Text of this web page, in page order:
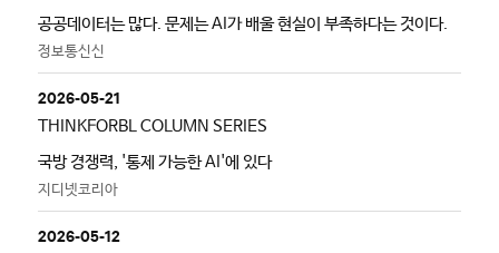
공공데이터는 많다. 문제는 AI가 배울 현실이 부족하다는 것이다.
정보통신신
2026-05-21
THINKFORBL COLUMN SERIES
국방 경쟁력, '통제 가능한 AI'에 있다
지디넷코리아
2026-05-12